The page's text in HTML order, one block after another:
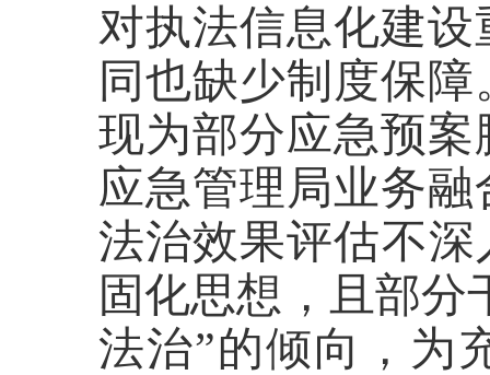
对执法信息化建
同也缺少制度保障
现为部分应急预
应急管理局业务
法治效果评估不
固化思想，且部分
法治”的倾向，为